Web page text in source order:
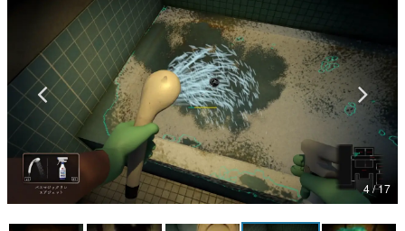
なんでゲームは面白い？
ゲーム開発者・hamatsu氏がゲームの魅力を画面や操作の
具体的な形から解き明かしていく、硬派で骨太な評論連載
です。
ゲームが変えた日本語
「経験値」「裏技」「ラスボス」… ゲームにまつわる言葉
の起源や用法の変遷を、コンピューター文化史研究家・タ
イニーP氏が徹底調査。
カテゴリ
4 / 17